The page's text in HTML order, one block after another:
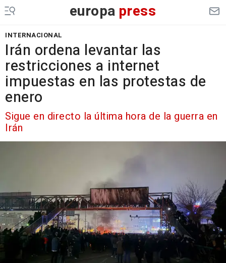
europa press
INTERNACIONAL
Irán ordena levantar las
restricciones a internet
impuestas en las protestas de
enero
Sigue en directo la última hora de la guerra en
Irán